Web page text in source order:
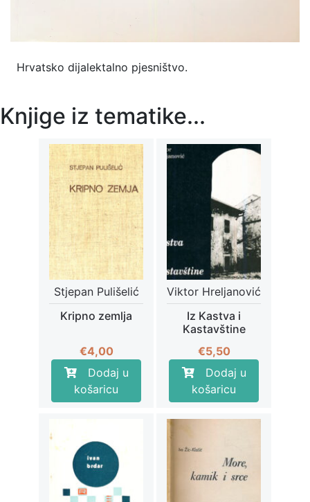
Hrvatsko dijalektalno pjesništvo.
Knjige iz tematike...
Stjepan Pulišelić
Kripno zemlja
€4,00
Dodaj u
košaricu
Viktor Hreljanović
Iz Kastva i
Kastavštine
€5,50
Dodaj u
košaricu